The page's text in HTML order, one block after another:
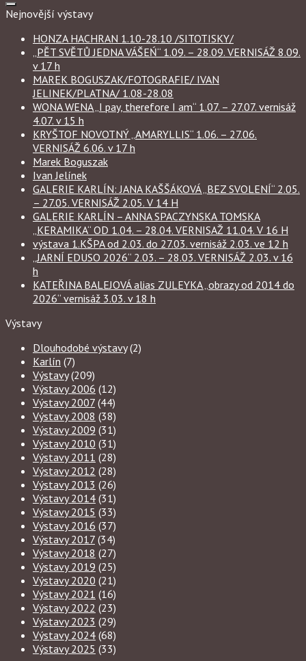
Nejnovější výstavy
HONZA HACHRAN 1.10-28.10 /SITOTISKY/
„PĚT SVĚTŮ JEDNA VÁŠEŃ“ 1.09. – 28.09. VERNISÁŽ 8.09.
v 17 h
MAREK BOGUSZAK/FOTOGRAFIE/ IVAN
JELINEK/PLATNA/ 1.08-28.08
WONA WENA „I pay, therefore I am“ 1.07. – 27.07. vernisáž
4.07. v 15 h
KRYŠTOF NOVOTNÝ „AMARYLLIS“ 1.06. – 27.06.
VERNISÁŽ 6.06. v 17 h
Marek Boguszak
Ivan Jelínek
GALERIE KARLÍN: JANA KAŠŠÁKOVÁ „BEZ SVOLENÍ“ 2.05.
– 27.05. VERNISÁŽ 2.05. V 14 H
GALERIE KARLÍN – ANNA SPACZYNSKA TOMSKA
„KERAMIKA“ OD 1.04. – 28.04. VERNISAŽ 11.04. V 16 H
výstava 1.KŠPA od 2.03. do 27.03. vernisáž 2.03. ve 12 h
„JARNÍ EDUSO 2026“ 2.03. – 28.03. VERNISÁŽ 2.03. v 16
h
KATEŘINA BALEJOVÁ alias ZULEYKA „obrazy od 2014 do
2026“ vernisáž 3.03. v 18 h
Výstavy
Dlouhodobé výstavy(2)
Karlín (7)
Výstavy(209)
Výstavy 2006 (12)
Výstavy 2007 (44)
Výstavy 2008 (38)
Výstavy 2009 (31)
Výstavy 2010 (31)
Výstavy 2011 (28)
Výstavy 2012 (28)
Výstavy 2013 (26)
Výstavy 2014 (31)
Výstavy 2015 (33)
Výstavy 2016 (37)
Výstavy 2017 (34)
Výstavy 2018 (27)
Výstavy 2019 (25)
Výstavy 2020 (21)
Výstavy 2021 (16)
Výstavy 2022 (23)
Výstavy 2023 (29)
Výstavy 2024 (68)
Výstavy 2025 (33)